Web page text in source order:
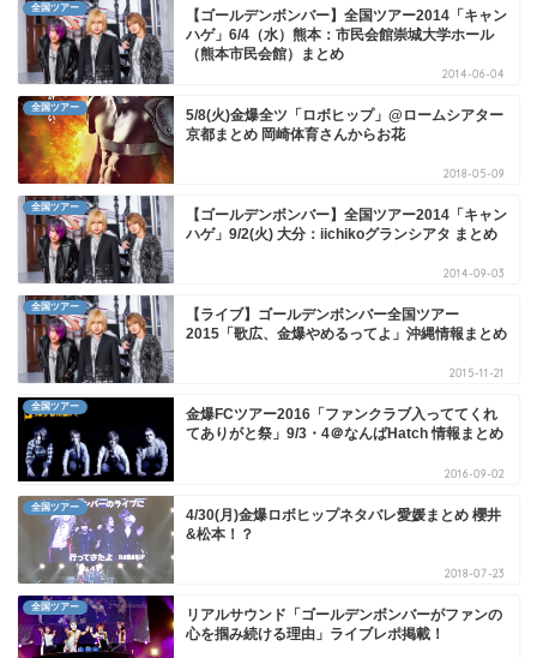
全国ツアー
【ゴールデンボンバー】全国ツアー2014「キャン
ハゲ」6/4（水）熊本：市民会館崇城大学ホール
（熊本市民会館）まとめ
2014-06-04
全国ツアー
5/8(火)金爆全ツ「ロボヒップ」@ロームシアター
京都まとめ 岡崎体育さんからお花
2018-05-09
全国ツアー
【ゴールデンボンバー】全国ツアー2014「キャン
ハゲ」9/2(火) 大分：iichikoグランシアタ まとめ
2014-09-03
全国ツアー
【ライブ】ゴールデンボンバー全国ツアー
2015「歌広、金爆やめるってよ」沖縄情報まとめ
2015-11-21
全国ツアー
金爆FCツアー2016「ファンクラブ入っててくれ
てありがと祭」9/3・4＠なんばHatch 情報まとめ
2016-09-02
全国ツアー
4/30(月)金爆ロボヒップネタバレ愛媛まとめ 櫻井
&松本！？
2018-07-23
全国ツアー
リアルサウンド「ゴールデンボンバーがファンの
心を掴み続ける理由」ライブレポ掲載！